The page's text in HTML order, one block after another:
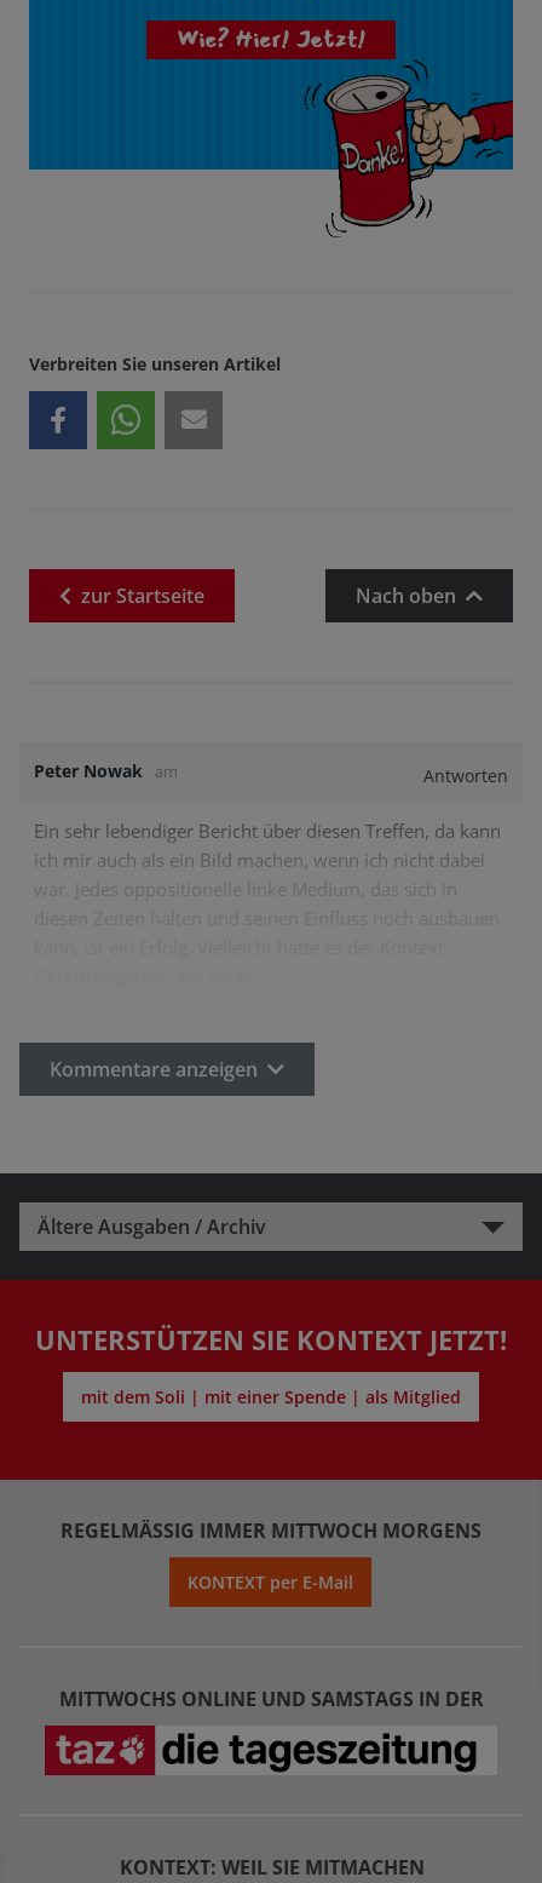
Wie? Hier! Jetzt!
Verbreiten Sie unseren Artikel
zurStartseite Nach oben
Peter Nowak am Antworten
Ein sehr lebendiger Bericht über diesen Treffen, da kann
ich mir auch als ein Bild machen, wenn ich nicht dabei
war. Jedes oppositionelle linke Medium, das sich in
Kommentare anzeigen
Ältere Ausgaben / Archiv
UNTERSTÜTZEN SIE KONTEXT JETZT!
mit dem Soli | mit einer Spende | als Mitglied
REGELMÄSSIG IMMER MITTWOCH MORGENS
KONTEXT per E-Mail
MITTWOCHS ONLINE UND SAMSTAGS IN DER
KONTEXT: WEIL SIE MITMACHEN